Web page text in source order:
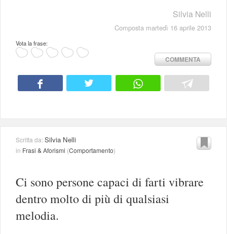
Silvia Nelli
Composta martedì 16 aprile 2013
Vota la frase:
COMMENTA
Scritta da:Silvia Nelli
in Frasi & Aforismi (Comportamento)
Ci sono persone capaci di farti vibrare
dentro molto di più di qualsiasi
melodia.